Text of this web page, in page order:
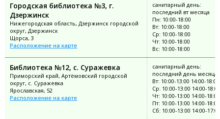
Городская библиотека №3, г.
Дзержинск
Нижегородская область, Дзержинск городской
округ, Дзержинск
Щорса, 3
Расположение на карте
санитарный день:
последний вт месяца
Пн: 10:00-18:00
Вт: 10:00-18:00
Ср: 10:00-18:00
Чт: 10:00-18:00
Вс: 10:00-18:00
Библиотека №12, с. Суражевка
Приморский край, Артёмовский городской
округ, с. Суражевка
Ярославская, 52
Расположение на карте
санитарный день:
последний день месяца
Вт: 10:00-13:00 14:00-18:00
Ср: 10:00-13:00 14:00-18:00
Чт: 10:00-13:00 14:00-18:00
Пт: 10:00-13:00 14:00-18:00
Сб: 10:00-13:00 14:00-17:00